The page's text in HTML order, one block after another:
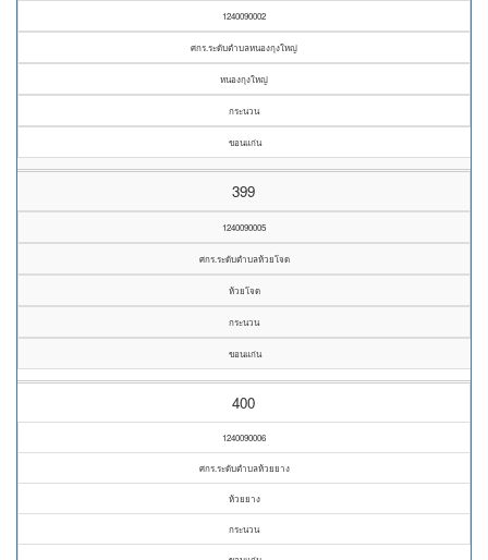
1240090002
ศกร.ระดับตำบลหนองกุงใหญ่
หนองกุงใหญ่
กระนวน
ขอนแก่น
399
1240090005
ศกร.ระดับตำบลห้วยโจด
ห้วยโจด
กระนวน
ขอนแก่น
400
1240090006
ศกร.ระดับตำบลห้วยยาง
ห้วยยาง
กระนวน